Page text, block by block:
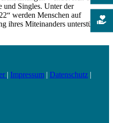
und Singles. Unter der
werden Menschen auf
ihres Miteinanders unterstützt
| Impressum | Datenschutz |